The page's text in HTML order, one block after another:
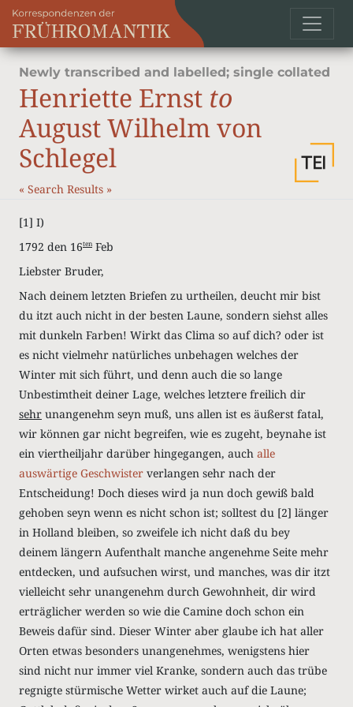
Newly transcribed and labelled; single collated
Henriette Ernst to
August Wilhelm von
Schlegel
« Search Results »
[1] I)
1792 den 16ten Feb
Liebster Bruder,
Nach deinem letzten Briefen zu urtheilen, deucht mir bist
du itzt auch nicht in der besten Laune, sondern siehst alles
mit dunkeln Farben! Wirkt das Clima so auf dich? oder ist
es nicht vielmehr natürliches unbehagen welches der
Winter mit sich führt, und denn auch die so lange
Unbestimtheit deiner Lage, welches letztere freilich dir
sehr unangenehm seyn muß, uns allen ist es äußerst fatal,
wir können gar nicht begreifen, wie es zugeht, beynahe ist
ein viertheiljahr darüber hingegangen, auch alle
auswärtige Geschwister verlangen sehr nach der
Entscheidung! Doch dieses wird ja nun doch gewiß bald
gehoben seyn wenn es nicht schon ist; solltest du [2] länger
in Holland bleiben, so zweifele ich nicht daß du bey
deinem längern Aufenthalt manche angenehme Seite mehr
entdecken, und aufsuchen wirst, und manches, was dir itzt
vielleicht sehr unangenehm durch Gewohnheit, dir wird
erträglicher werden so wie die Camine doch schon ein
Beweis dafür sind. Dieser Winter aber glaube ich hat aller
Orten etwas besonders unangenehmes, wenigstens hier
sind nicht nur immer viel Kranke, sondern auch das trübe
regnigte stürmische Wetter wirket auch auf die Laune;